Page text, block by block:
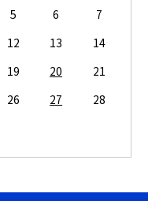
5 6
7
12 13
14
19 20
21
26 27
28